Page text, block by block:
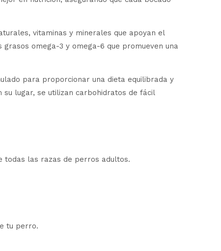
vitaminas y minerales que apoyan el
omega-3 y omega-6 que promueven una
para proporcionar una dieta equilibrada y
lugar, se utilizan carbohidratos de fácil
todas las razas de perros adultos.
tu perro.